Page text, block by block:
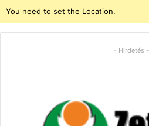
You need to set the Location.
- Hirdetés -